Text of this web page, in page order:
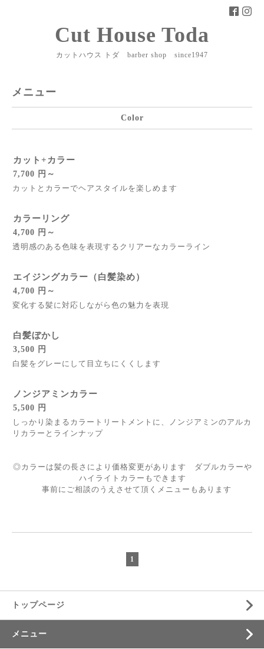
Cut House Toda
カットハウス トダ barber shop since1947
メニュー
Color
カット+カラー
7,700 円～
カットとカラーでヘアスタイルを楽しめます
カラーリング
4,700 円～
透明感のある色味を表現するクリアーなカラーライン
エイジングカラー（白髪染め）
4,700 円～
変化する髪に対応しながら色の魅力を表現
白髪ぼかし
3,500 円
白髪をグレーにして目立ちにくくします
ノンジアミンカラー
5,500 円
しっかり染まるカラートリートメントに、ノンジアミンのアルカ
リカラーとラインナップ
◎カラーは髪の長さにより価格変更があります ダブルカラーや
ハイライトカラーもできます
事前にご相談のうえさせて頂くメニューもあります
1
トップページ
メニュー